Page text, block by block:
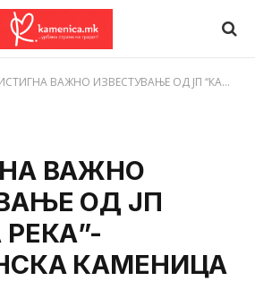
ВАЖНО ИЗВЕСТУВАЊЕ ОД ЈП “КАМЕНА РЕКА”- МАКЕДОНСКА КАМЕНИЦА
ВАЖНО
ОД ЈП
КАМЕНИЦА